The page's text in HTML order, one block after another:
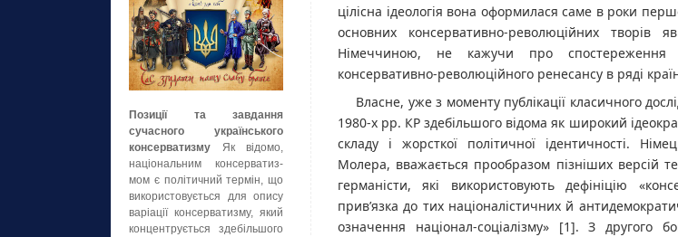
цілісна ідеологія вона оформилася саме в роки
основних консервативно-революційних творів
Німеччиною, не кажучи про спостереження
консервативно-революційного ренесансу в ряді
Власне, уже з моменту публікації класичного
1980‑х рр. КР здебільшого відома як широкий
складу і жорсткої політичної ідентичності.
Молера, вважається прообразом пізніших версій
германісти, які використовують дефініцію
прив’язка до тих націоналістичних й
означення націонал-соціалізму» [1]. З другого
Позиції та завдання
сучасного українського
консерватизму Як відомо,
національним консерватиз-
мом є політичний термін, що
використовується для опису
варіації консерватизму, який
концентрується здебільшого